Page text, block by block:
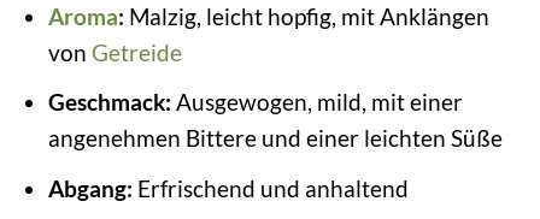
Aroma: Malzig, leicht hopfig, mit Anklängen
von Getreide
Geschmack: Ausgewogen, mild, mit einer
angenehmen Bittere und einer leichten Süße
Abgang: Erfrischend und anhaltend